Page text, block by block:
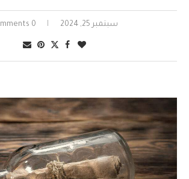
سبتمبر 25, 2024 0 comments